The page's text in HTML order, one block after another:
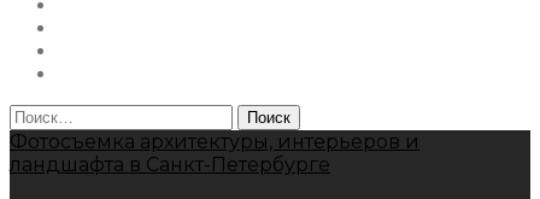
Найти:
Фотосъемка архитектуры, интерьеров и
ландшафта в Санкт-Петербурге